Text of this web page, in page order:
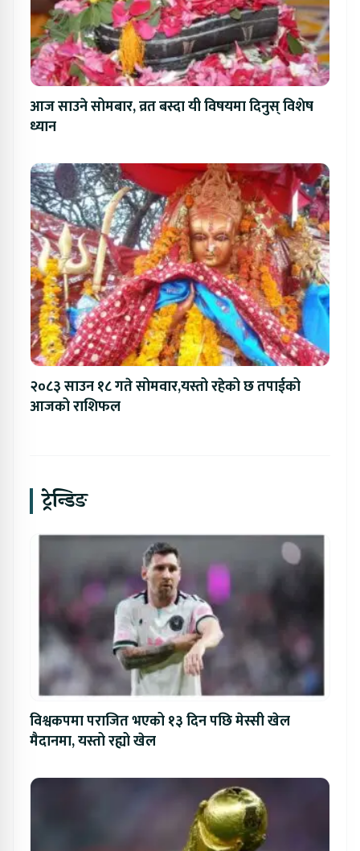
आज साउने सोमबार, व्रत बस्दा यी विषयमा दिनुस् विशेष
ध्यान
२०८३ साउन १८ गते सोमवार,यस्तो रहेको छ तपाईको
आजको राशिफल
ट्रेन्डिङ
विश्वकपमा पराजित भएको १३ दिन पछि मेस्सी खेल
मैदानमा, यस्तो रह्यो खेल